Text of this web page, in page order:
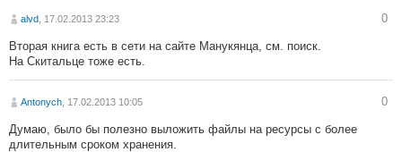
alvd , 17.02.2013 23:23 0
Вторая книга есть в сети на сайте Манукянца, см. поиск.
На Скитальце тоже есть.
Antonych , 17.02.2013 10:05 0
Думаю, было бы полезно выложить файлы на ресурсы с более
длительным сроком хранения.